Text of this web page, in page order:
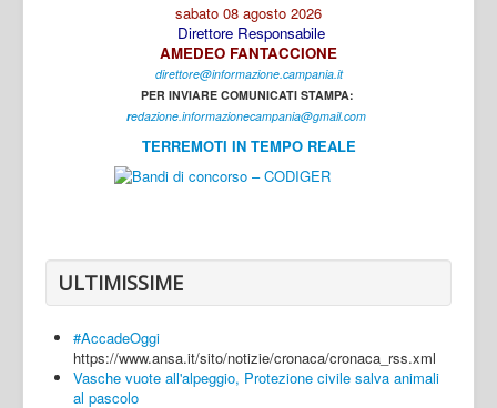
Caserta
Napoli
Salerno
sabato 08 agosto 2026
Direttore Responsabile
AMEDEO FANTACCIONE
direttore@informazione.campania.it
PER INVIARE COMUNICATI STAMPA:
redazione.informazionecampania@gmail.com
TERREMOTI IN TEMPO REALE
ULTIMISSIME
#AccadeOggi
https://www.ansa.it/sito/notizie/cronaca/cronaca_rss.xml
Vasche vuote all'alpeggio, Protezione civile salva animali
al pascolo